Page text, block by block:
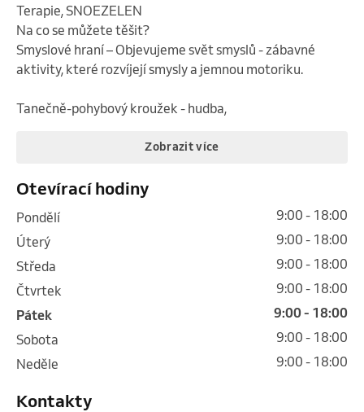
Terapie, SNOEZELEN
Na co se můžete těšit?
Smyslové hraní – Objevujeme svět smyslů - zábavné
aktivity, které rozvíjejí smysly a jemnou motoriku.
Tanečně-pohybový kroužek - hudba,
Zobrazit více
Otevírací hodiny
pondělí
9:00 - 18:00
úterý
9:00 - 18:00
středa
9:00 - 18:00
čtvrtek
9:00 - 18:00
pátek
9:00 - 18:00
sobota
9:00 - 18:00
neděle
9:00 - 18:00
Kontakty